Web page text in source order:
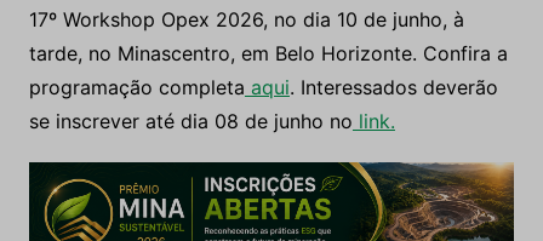
17º Workshop Opex 2026, no dia 10 de junho, à
tarde, no Minascentro, em Belo Horizonte. Confira a
programação completa aqui. Interessados deverão
se inscrever até dia 08 de junho no link.